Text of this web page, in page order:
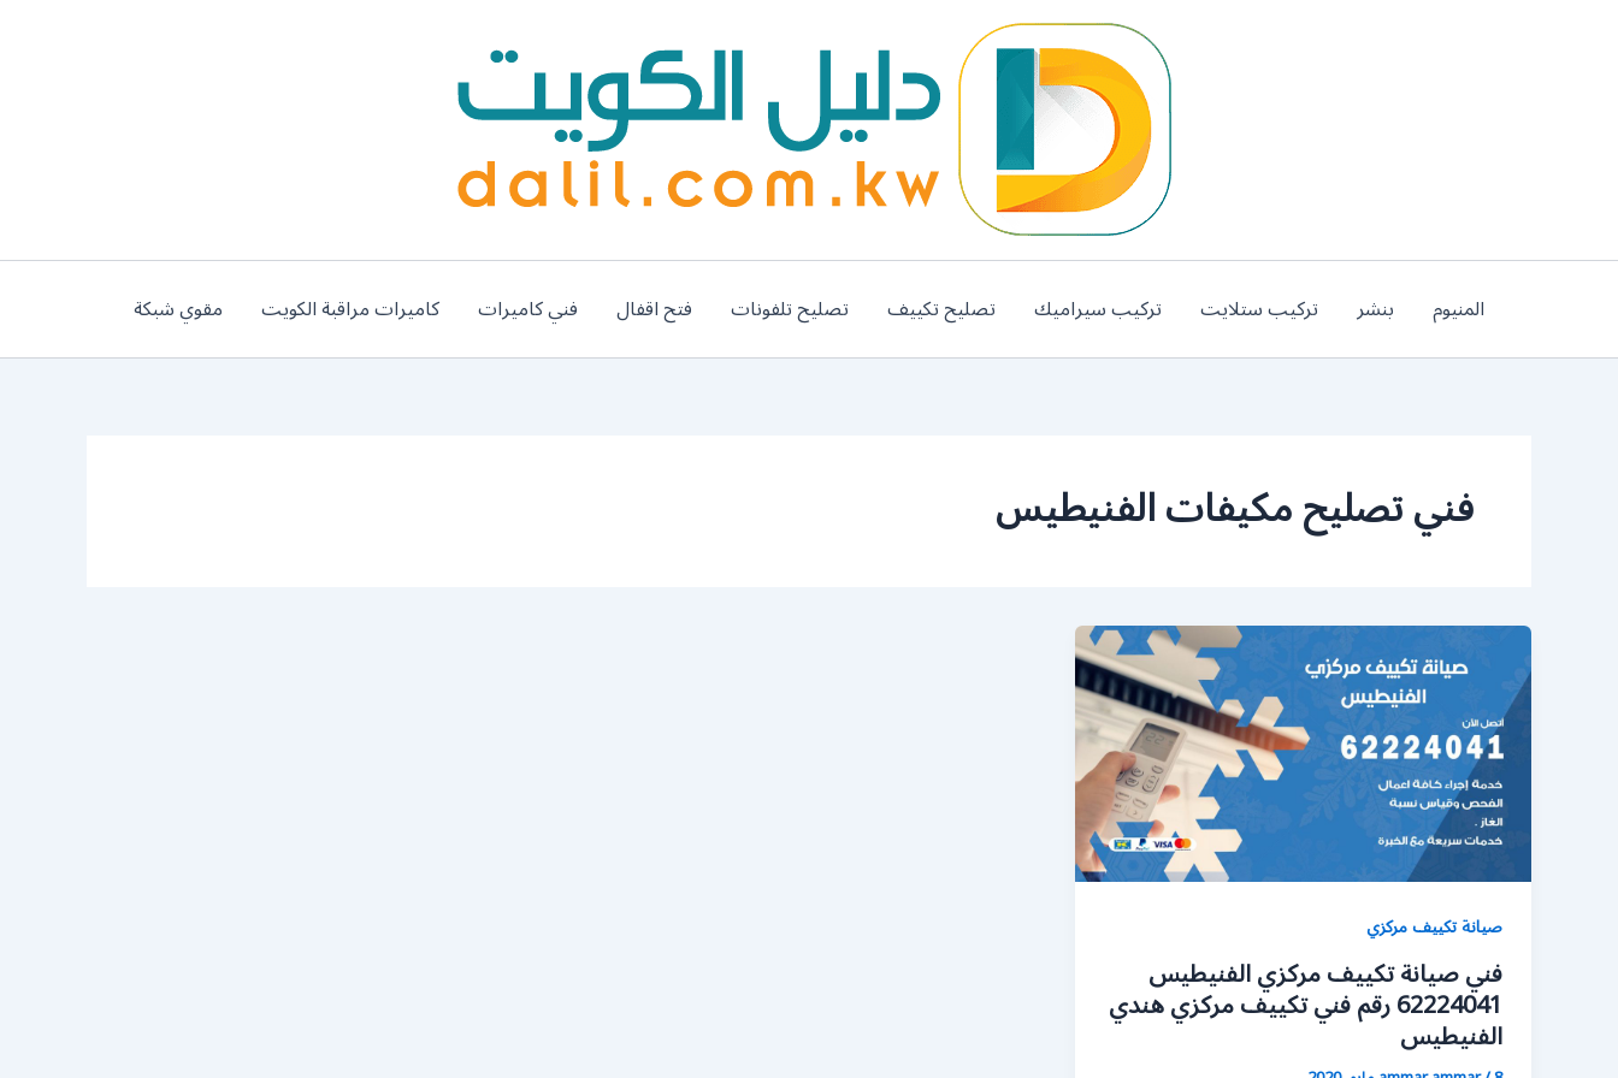
المنيوم بنشر تركيب ستلايت تركيب سيراميك تصليح تكييف تصليح تلفونات فتح اقفال فني كاميرات كاميرات مراقبة الكويت مقوي شبكة
فني تصليح مكيفات الفنيطيس
صيانة تكييف مركزي
فني صيانة تكييف مركزي الفنيطيس
62224041 رقم فني تكييف مركزي هندي
الفنيطيس